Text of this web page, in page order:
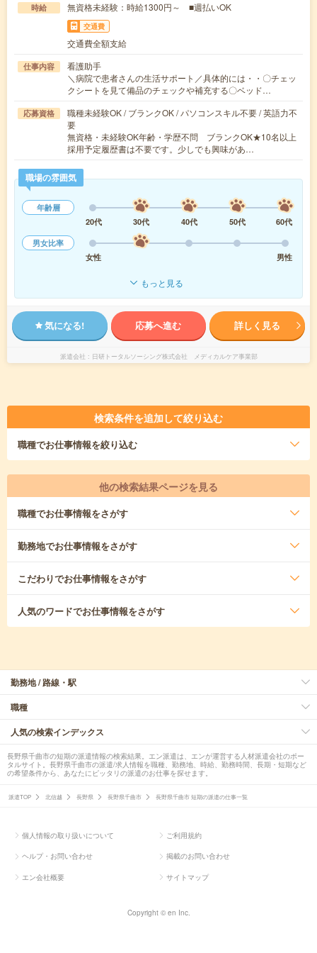
時給 無資格未経験：時給1300円～ ■週払いOK
交通費
交通費全額支給
仕事内容
看護助手
＼病院で患者さんの生活サポート／具体的には・・〇チェッ
クシートを見て備品のチェックや補充する〇ベッド…
応募資格
職種未経験OK / ブランクOK / パソコンスキル不要 / 英語力不
要
無資格・未経験OK年齢・学歴不問 ブランクOK★10名以上
採用予定履歴書は不要です。少しでも興味があ…
職場の雰囲気
年齢層
20代
30代 40代 50代
60代
男女比率
女性
男性
もっと見る
気になる! 応募へ進む 詳しく見る
派遣会社 日研トータルソーシング株式会社 メディカルケア事業部
検索条件を追加して絞り込む
職種でお仕事情報を絞り込む
他の検索結果ページを見る
職種でお仕事情報をさがす
勤務地でお仕事情報をさがす
こだわりでお仕事情報をさがす
人気のワードでお仕事情報をさがす
勤務地 / 路線・駅
職種
人気の検索インデックス
長野県千曲市の短期の派遣情報の検索結果。エン派遣は、エンが運営する人材派遣会社のポー
タルサイト。長野県千曲市の派遣/求人情報を職種、勤務地、時給、勤務時間、長期・短期など
の希望条件から、あなたにピッタリの派遣のお仕事を探せます。
派遣TOP 北信越 長野県 長野県千曲市 長野県千曲市 短期の派遣の仕事一覧
個人情報の取り扱いについて ご利用規約
ヘルプ・お問い合わせ 掲載のお問い合わせ
エン会社概要 サイトマップ
Copyright © en Inc.